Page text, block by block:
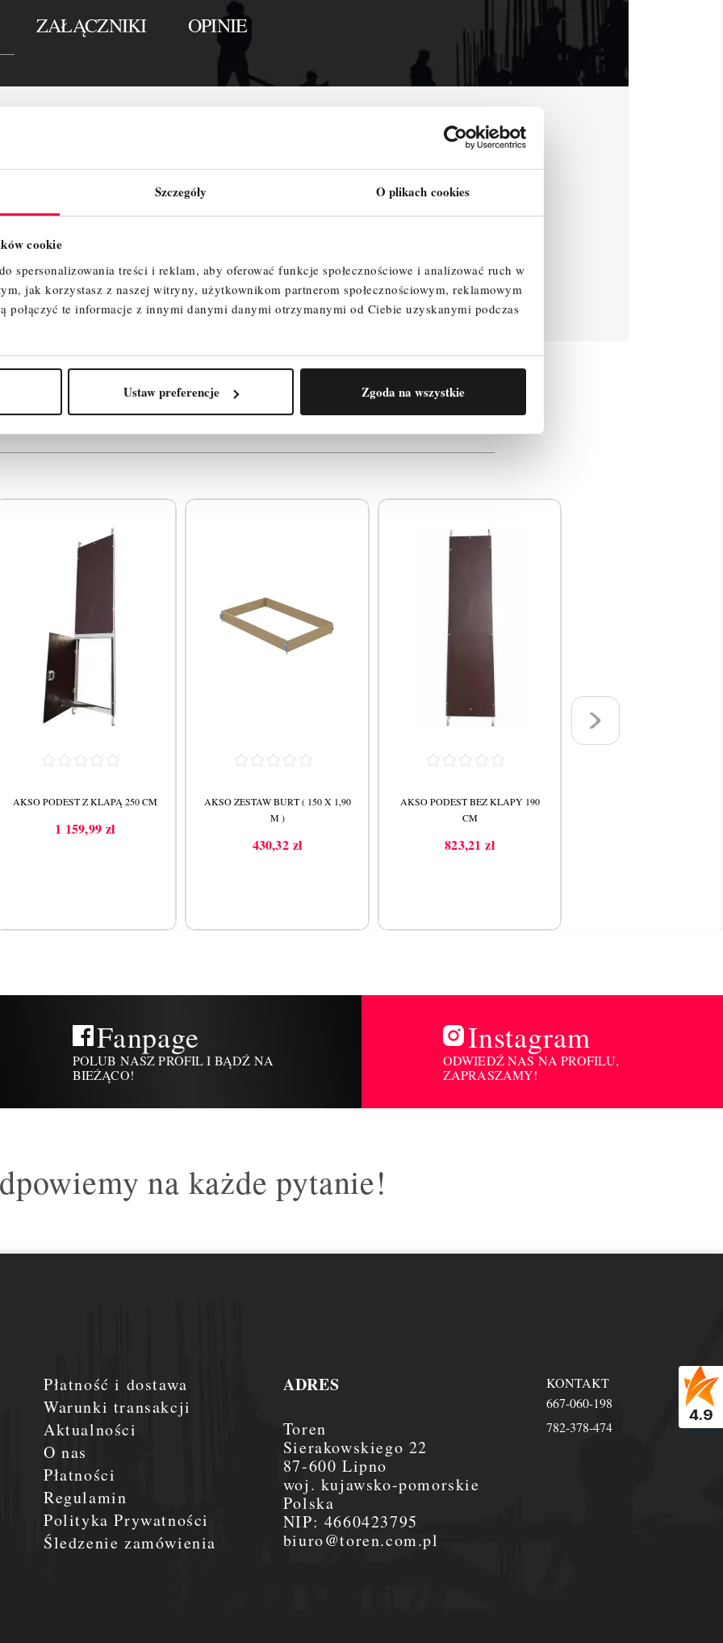
Szczegóły O plikach cookies
cookie
spersonalizowania treści i reklam, aby oferować funkcje społecznościowe i analizować ruch w
jak korzystasz z naszej witryny, użytkownikom partnerom społecznościowym, reklamowym
połączyć te informacje z innymi danymi danymi otrzymanymi od Ciebie uzyskanymi podczas
Ustaw preferencje Zgoda na wszystkie
ZAŁĄCZNIKI OPINIE
które mogą Cię zainteresować
AKSO PODEST Z KLAPĄ 250 CM
Cena
1 159,99 zł
AKSO ZESTAW BURT ( 150 X 1,90
M )
Cena
430,32 zł
AKSO PODEST BEZ KLAPY 190
CM
Cena
823,21 zł
4.9
Fanpage
POLUB NASZ PROFIL I BĄDŹ NA
BIEŻĄCO!
Instagram
ODWIEDŹ NAS NA PROFILU,
ZAPRASZAMY!
na każde pytanie!
Płatność i dostawa
Warunki transakcji
Aktualności
O nas
Płatności
Regulamin
Polityka Prywatności
Śledzenie zamówienia
ADRES
Toren
Sierakowskiego 22
87-600 Lipno
woj. kujawsko-pomorskie
Polska
NIP: 4660423795
biuro@toren.com.pl
KONTAKT
667-060-198
782-378-474